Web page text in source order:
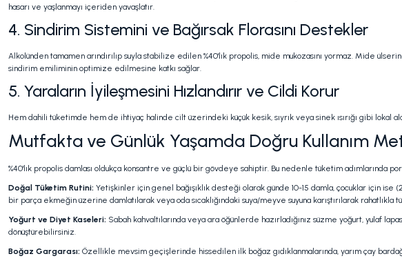
hasarı ve yaşlanmayı içeriden yavaşlatır.
4. Sindirim Sistemini ve Bağırsak Florasını Destekler
Alkolünden tamamen arındırılıp suyla stabilize edilen %40'lık propolis, mide mukozasını yormaz. Mide
sindirim emiliminin optimize edilmesine katkı sağlar.
5. Yaraların İyileşmesini Hızlandırır ve Cildi Korur
Hem dahili tüketimde hem de ihtiyaç halinde cilt üzerindeki küçük kesik, sıyrık veya sinek ısırığı gibi lokal
Mutfakta ve Günlük Yaşamda Doğru Kullanım
%40'lık propolis damlası oldukça konsantre ve güçlü bir gövdeye sahiptir. Bu nedenle tüketim adımlarında
Doğal Tüketim Rutini: Yetişkinler için genel bağışıklık desteği olarak günde 10-15 damla, çocuklar için ise
bir parça ekmeğin üzerine damlatılarak veya oda sıcaklığındaki suya/meyve suyuna karıştırılarak rahatlıkla
Yoğurt ve Diyet Kaseleri: Sabah kahvaltılarında veya ara öğünlerde hazırladığınız süzme yoğurt, yulaf
dönüştürebilirsiniz.
Boğaz Gargarası: Özellikle mevsim geçişlerinde hissedilen ilk boğaz gıdıklanmalarında, yarım çay